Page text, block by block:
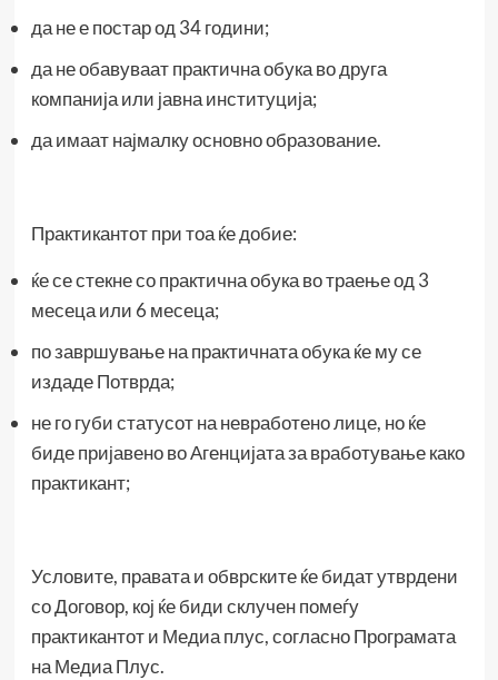
да не е постар од 34 години;
да не обавуваат практична обука во друга
компанија или јавна институција;
да имаат најмалку основно образование.
Практикантот при тоа ќе добие:
ќе се стекне со практична обука во траење од 3
месеца или 6 месеца;
по завршување на практичната обука ќе му се
издаде Потврда;
не го губи статусот на невработено лице, но ќе
биде пријавено во Агенцијата за вработување како
практикант;
Условите, правата и обврските ќе бидат утврдени
со Договор, кој ќе биди склучен помеѓу
практикантот и Медиа плус, согласно Програмата
на Медиа Плус.